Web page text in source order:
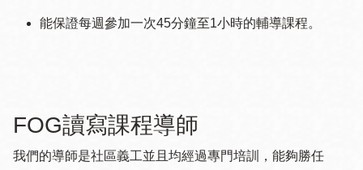
能保證每週參加一次45分鐘至1小時的輔導課程。
FOG讀寫課程導師
我們的導師是社區義工並且均經過專門培訓，能夠勝任